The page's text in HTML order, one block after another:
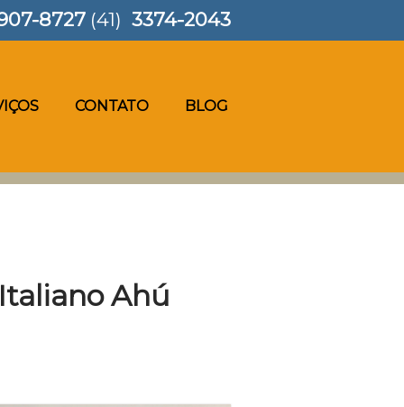
CONTATO BLOG
8727 (41) 3374-2043
Ahú